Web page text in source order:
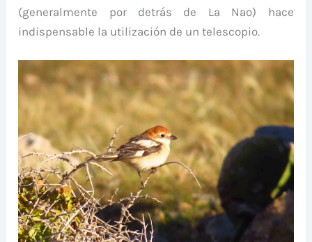
(generalmente por detrás de La Nao) hace
indispensable la utilización de un telescopio.